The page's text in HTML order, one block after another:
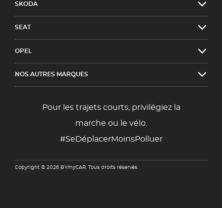
SKODA
SEAT
OPEL
NOS AUTRES MARQUES
Pour les trajets courts, privilégiez la
marche ou le vélo.
#SeDéplacerMoinsPolluer
Copyright © 2026 BYmyCAR. Tous droits réservés.